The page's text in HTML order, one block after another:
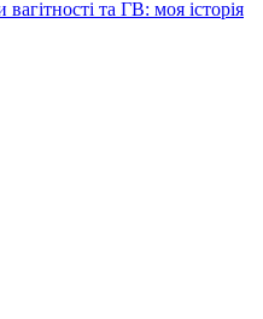
та ГВ: моя історія